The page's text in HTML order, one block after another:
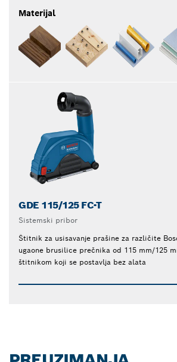
Materijal
GDE 115/125 FC-T
Sistemski pribor
Štitnik za usisavanje prašine za različite
ugaone brusilice prečnika od 115 mm/125
štitnikom koji se postavlja bez alata